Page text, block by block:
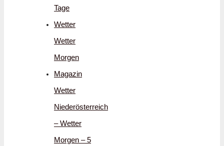
Tage
Wetter
Wetter
Morgen
Magazin
Wetter
Niederösterreich
– Wetter
Morgen – 5